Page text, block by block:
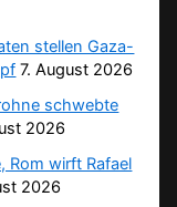
stellen Gaza-
7. August 2026
schwebte
2026
Rom wirft Rafael
2026